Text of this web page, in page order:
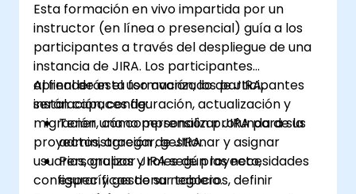
Esta formación en vivo impartida por un
instructor (en línea o presencial) guía a los
participantes a través del despliegue de una
instancia de JIRA. Los participantes
aprenderán el uso avanzado de JIRA,
instalación, configuración, actualización y
migración, cómo personalizar JIRA para sus
proyectos, agregar, gestionar y asignar
usuarios, grupos y roles de proyecto,
configurar y gestionar tableros, definir
Al final de esta formación, los participantes
serán capaces de:
Tener una comprensión profunda de la
administración de JIRA.
Personalizar JIRA según las necesidades
específicas de su negocio.